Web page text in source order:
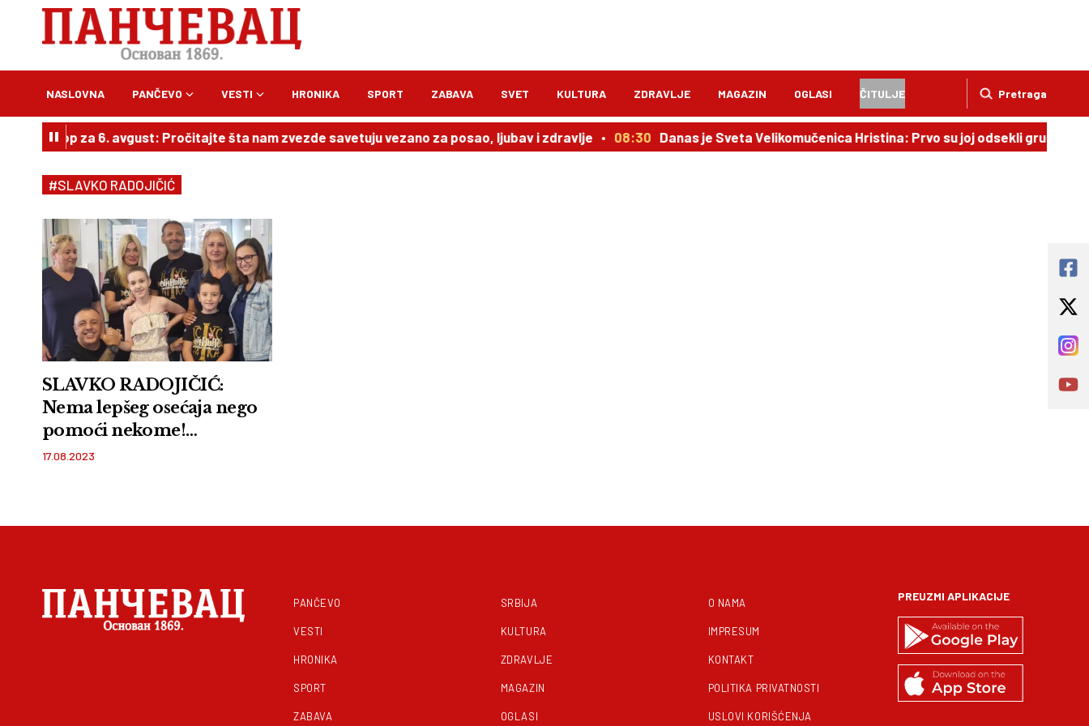
Pretraga
NASLOVNA PANČEVO VESTI HRONIKA SPORT ZABAVA SVET KULTURA ZDRAVLJE MAGAZIN OGLASI ČITULJE
horoskop za 6. avgust: Pročitajte šta nam zvezde savetuju vezano za posao, ljubav i zdravlje 08:30 Danas je Sveta Velikomučenica Hristina: Prvo su joj odsekli grudi i
#SLAVKO RADOJIČIĆ
SLAVKO RADOJIČIĆ:
Nema lepšeg osećaja nego
pomoći nekome!
Pančevačko udruženje
FOTO
17.08.2023
PANČEVO
VESTI
HRONIKA
SPORT
ZABAVA
SRBIJA
KULTURA
ZDRAVLJE
MAGAZIN
OGLASI
O NAMA
IMPRESUM
KONTAKT
POLITIKA PRIVATNOSTI
USLOVI KORIŠĆENJA
PREUZMI APLIKACIJE